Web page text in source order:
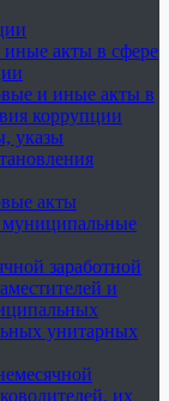
акты в сфере
и иные акты в
коррупции
указы
акты
муниципальные
заработной
и
унитарных
их